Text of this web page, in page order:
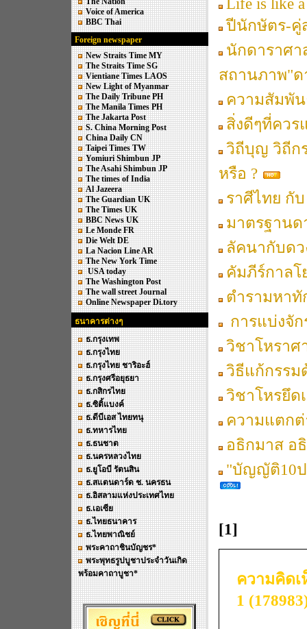
Voice of America
BBC Thai
Foreign newspaper
New Straits Time MY
The Straits Time SG
Vientiane Times LAOS
New Light of Myanmar
The Daily Tribune PH
The Manila Times PH
The Jakarta Post
S. China Morning Post
China Daily CN
Taipei Times TW
Yomiuri Shimbun JP
The Asahi Shimbun JP
The times of India
Al Jazeera
The Guardian UK
The Times UK
BBC News UK
Le Monde FR
Die Welt DE
La Nacion Line AR
The New York Time
USA today
The Washington Post
The wall street Journal
Online Newspaper Di.tory
ธนาคารต่างๆ
ธ.กรุงเทพ
ธ.กรุงไทย
ธ.กรุงไทย ชาริอะฮ์
ธ.กรุงศรีอยุธยา
ธ.กสิกรไทย
ธ.ซิติ้แบงค์
ธ.ดีบีเอส ไทยทนุ
ธ.ทหารไทย
ธ.ธนชาต
ธ.นครหลวงไทย
ธ.ยูโอบี รัตนสิน
ธ.สแตนดาร์ด ช. นครธน
ธ.อิสลามแห่งประเทศไทย
ธ.เอเซีย
ธ.ไทยธนาคาร
ธ.ไทยพาณิชย์
พระคาถาชินบัญชร*
พระพุทธรูปบูชาประจำวันเกิด
พร้อมคาถาบูชา*
ปีนักษัตร-คู่
นักดาราศ
สถานภาพ"ด
ความสัมพั
สิ่งดีๆที่คว
วิถีบุญ วิถีก
หรือ ?
ราศีไทย กั
มาตรฐานด
ลัคนากับด
คัมภีร์กาลโ
ตำรามหาทั
การแบ่งจั
วิชาโหราศ
วิธีแก้กรรม
วิชาโหรยึด
ความแตกต่
อธิกมาส อ
"บัญญัติ10ป
[1]
ความคิด
1